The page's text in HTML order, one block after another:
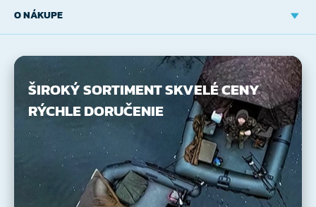
O NÁKUPE
ŠIROKÝ SORTIMENTSKVELÉ CENY
RÝCHLE DORUČENIE